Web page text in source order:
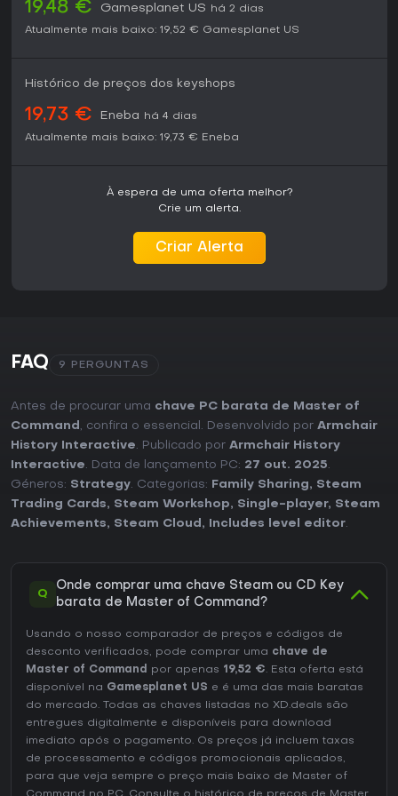
19,48 € Gamesplanet US
há 2 dias
Atualmente mais baixo: 19,52 € Gamesplanet US
Histórico de preços dos keyshops
19,73 € Eneba
há 4 dias
Atualmente mais baixo: 19,73 € Eneba
À espera de uma oferta melhor?
Crie um alerta.
Criar Alerta
FAQ 9 PERGUNTAS
Antes de procurar uma chave PC barata de Master of
Command , confira o essencial. Desenvolvido por Armchair
History Interactive. Publicado por Armchair History
Interactive. Data de lançamento PC: 27 out. 2025.
Géneros: Strategy. Categorias: Family Sharing, Steam
Trading Cards, Steam Workshop, Single-player, Steam
Achievements, Steam Cloud , Includes level editor.
Q
Onde comprar uma chave Steam ou CD Key
barata de Master of Command?
Usando o nosso comparador de preços e códigos de
desconto verificados, pode comprar uma chave de
Master of Command
por apenas 19,52 €. Esta oferta está
disponível na Gamesplanet US e é uma das mais baratas
do mercado. Todas as chaves listadas no XD.deals são
entregues digitalmente e disponíveis para download
imediato após o pagamento. Os preços já incluem taxas
de processamento e códigos promocionais aplicados,
para que veja sempre o preço mais baixo de Master of